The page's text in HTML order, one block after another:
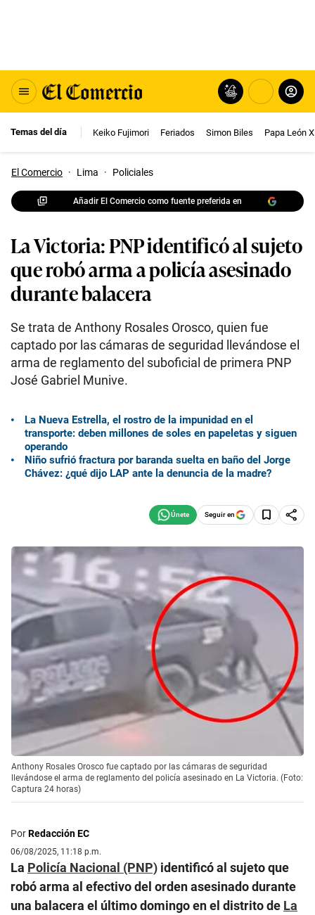
Temas del día Keiko Fujimori Feriados Simon Biles Papa León
El Comercio · Lima · Policiales
Añadir El Comercio como fuente preferida en
La Victoria: PNP identificó al sujeto
que robó arma a policía asesinado
durante balacera
Se trata de Anthony Rosales Orosco, quien fue
captado por las cámaras de seguridad llevándose el
arma de reglamento del suboficial de primera PNP
José Gabriel Munive.
La Nueva Estrella, el rostro de la impunidad en el
transporte: deben millones de soles en papeletas y siguen
operando
Niño sufrió fractura por baranda suelta en baño del Jorge
Chávez: ¿qué dijo LAP ante la denuncia de la madre?
Seguir en
Anthony Rosales Orosco fue captado por las cámaras de seguridad
llevándose el arma de reglamento del policía asesinado en La Victoria. (Foto:
Captura 24 horas)
PorRedacción EC
06/08/2025, 11:18 p.m.
La Policía Nacional (PNP) identificó al sujeto que
robó arma al efectivo del orden asesinado durante
una balacera el último domingo en el distrito de La